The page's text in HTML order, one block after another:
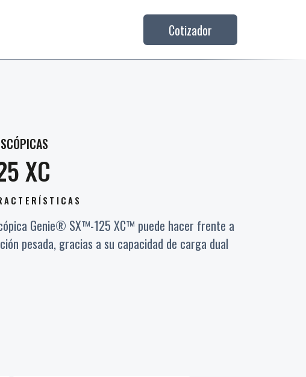
Cotizador
XC
Genie® SX™-125 XC™ puede hacer frente a
pesada, gracias a su capacidad de carga dual